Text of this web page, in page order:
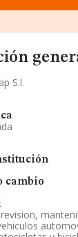
S.l.
cambio
Ejecutivos.
oficial y